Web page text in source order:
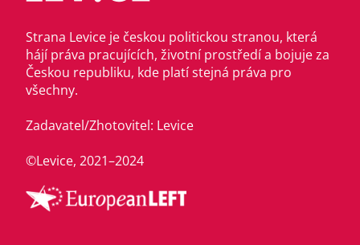
Strana Levice je českou politickou stranou, která
hájí práva pracujících, životní prostředí a bojuje za
Českou republiku, kde platí stejná práva pro
všechny.
Zadavatel/Zhotovitel: Levice
©Levice, 2021–2024